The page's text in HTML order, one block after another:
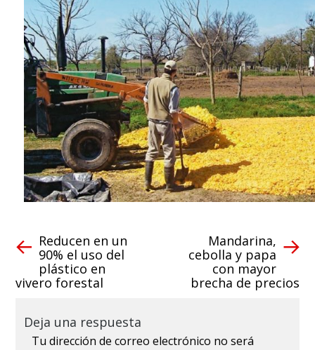
Reducen en un
90% el uso del
plástico en
vivero forestal
Mandarina,
cebolla y papa
con mayor
brecha de precios
Deja una respuesta
Tu dirección de correo electrónico no será